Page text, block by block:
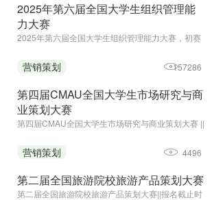
2025年第六届全国大学生组织管理能
力大赛
2025年第六届全国大学生组织管理能力大赛，初赛
日;主办单位：中国商业经济学会教育培训分会
营销策划 157286
第四届CMAU全国大学生市场研究与商
业策划大赛
第四届CMAU全国大学生市场研究与商业策划大赛 ||
院校市场学研究会、Credamo见数
营销策划 4496
第二届全国旅游院校旅游产品策划大赛
第二届全国旅游院校旅游产品策划大赛||报名截止时